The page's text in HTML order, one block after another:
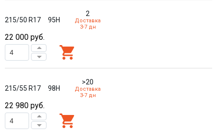
215/50 R17 95H
2
Доставка
3-7 дн
22 000 руб.
215/55 R17 98H
>20
Доставка
3-7 дн
22 980 руб.